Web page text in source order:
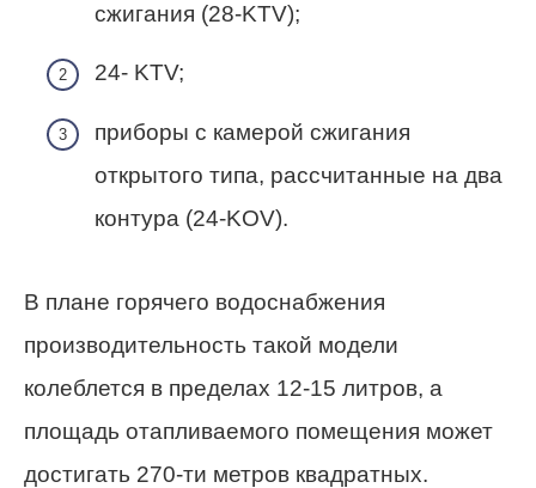
сжигания (28-KTV);
24- KTV;
приборы с камерой сжигания
открытого типа, рассчитанные на два
контура (24-KOV).
В плане горячего водоснабжения
производительность такой модели
колеблется в пределах 12-15 литров, а
площадь отапливаемого помещения может
достигать 270-ти метров квадратных.